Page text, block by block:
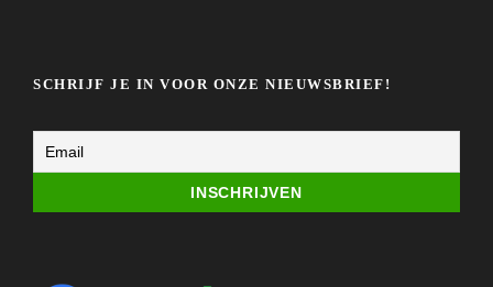
SCHRIJF JE IN VOOR ONZE NIEUWSBRIEF!